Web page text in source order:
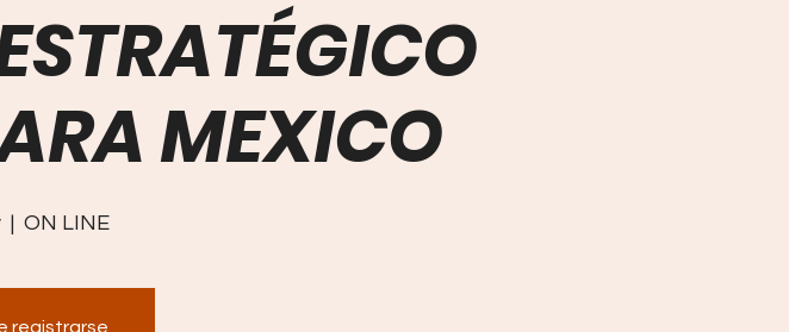
MEXICO
  |
ON LINE
registrarse